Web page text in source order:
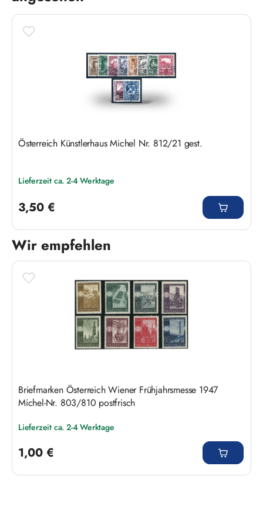
Österreich Künstlerhaus Michel Nr. 812/21 gest.
Lieferzeit ca. 2-4 Werktage
3,50 €
Wir empfehlen
Produktgalerie überspringen
Briefmarken Österreich Wiener Frühjahrsmesse 1947
Michel-Nr. 803/810 postfrisch
Lieferzeit ca. 2-4 Werktage
1,00 €